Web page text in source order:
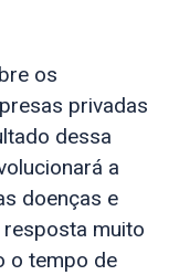
os
privadas
dessa
a
doenças e
muito
o tempo de